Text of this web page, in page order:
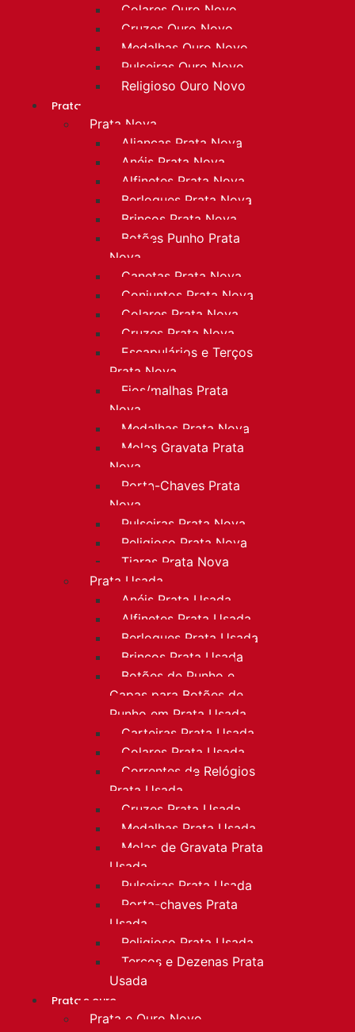
Colares Ouro Novo
Cruzes Ouro Novo
Medalhas Ouro Novo
Pulseiras Ouro Novo
Religioso Ouro Novo
Prata
Prata Nova
Alianças Prata Nova
Anéis Prata Nova
Alfinetes Prata Nova
Berloques Prata Nova
Brincos Prata Nova
Botões Punho Prata
Nova
Canetas Prata Nova
Conjuntos Prata Nova
Colares Prata Nova
Cruzes Prata Nova
Escapulários e Terços
Prata Nova
Fios/malhas Prata
Nova
Medalhas Prata Nova
Molas Gravata Prata
Nova
Porta-Chaves Prata
Nova
Pulseiras Prata Nova
Religioso Prata Nova
Tiaras Prata Nova
Prata Usada
Anéis Prata Usada
Alfinetes Prata Usada
Berloques Prata Usada
Brincos Prata Usada
Botões de Punho e
Capas para Botões de
Punho em Prata Usada
Carteiras Prata Usada
Colares Prata Usada
Correntes de Relógios
Prata Usada
Cruzes Prata Usada
Medalhas Prata Usada
Molas de Gravata Prata
Usada
Pulseiras Prata Usada
Porta-chaves Prata
Usada
Religioso Prata Usada
Terços e Dezenas Prata
Usada
Prata e ouro
Prata e Ouro Novo